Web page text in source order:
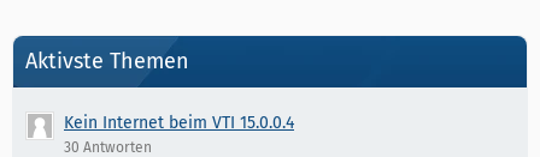
Aktivste Themen
Kein Internet beim VTI 15.0.0.4
30 Antworten